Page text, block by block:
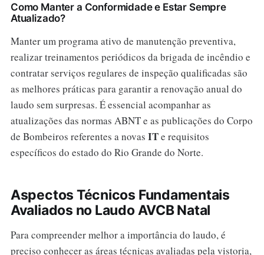
Como Manter a Conformidade e Estar Sempre
Atualizado?
Manter um programa ativo de manutenção preventiva,
realizar treinamentos periódicos da brigada de incêndio e
contratar serviços regulares de inspeção qualificadas são
as melhores práticas para garantir a renovação anual do
laudo sem surpresas. É essencial acompanhar as
atualizações das normas ABNT e as publicações do Corpo
de Bombeiros referentes a novas ITe requisitos
específicos do estado do Rio Grande do Norte.
Aspectos Técnicos Fundamentais
Avaliados no Laudo AVCB Natal
Para compreender melhor a importância do laudo, é
preciso conhecer as áreas técnicas avaliadas pela vistoria,